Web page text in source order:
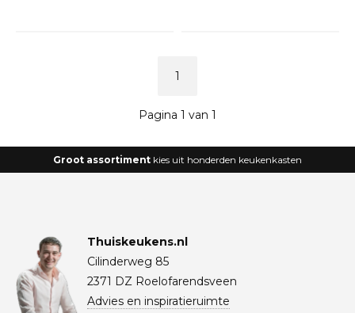
Pagina 1 van 1
1
Groot assortiment kies uit honderden keukenkasten
Thuiskeukens.nl
Cilinderweg 85
2371 DZ Roelofarendsveen
Advies en inspiratieruimte